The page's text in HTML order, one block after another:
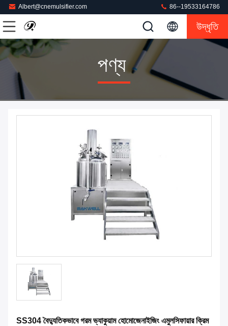
Albert@cnemulsifier.com 86--19533164786
উদ্ধৃতি
পণ্য
SS304 বৈদ্যুতিকভাবে গরম ভ্যাকুয়াম হোমোজেনাইজিং এমুলসিফায়ার ক্রিম